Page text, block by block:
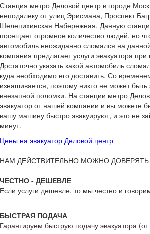
Станция метро Деловой центр в городе
неподалеку от улиц Эрисмана, Проспект
Шелепихинская Набережная. Данную
посещает огромное количество людей, но
автомобиль неожиданно сломался на
компания предлагает услуги эвакуатора
Достаточно указать какой автомобиль
куда необходимо его доставить. Со
изнашивается, поэтому никто не может быть
внезапной поломки. На станции метро
эвакуатор от нашей компании и вы можете
вашу машину быстро эвакуируют, и это не
минут.
Цены на эвакуатор Деловой центр
НАМ ДЕЙСТВИТЕЛЬНО МОЖНО ДОВЕРЯТЬ
ЧЕСТНО - ДЕШЕВЛЕ
Если услуги дешевле, то мы честно и
БЫСТРАЯ ПОДАЧА
Гарантируем быструю подачу эвакуатора